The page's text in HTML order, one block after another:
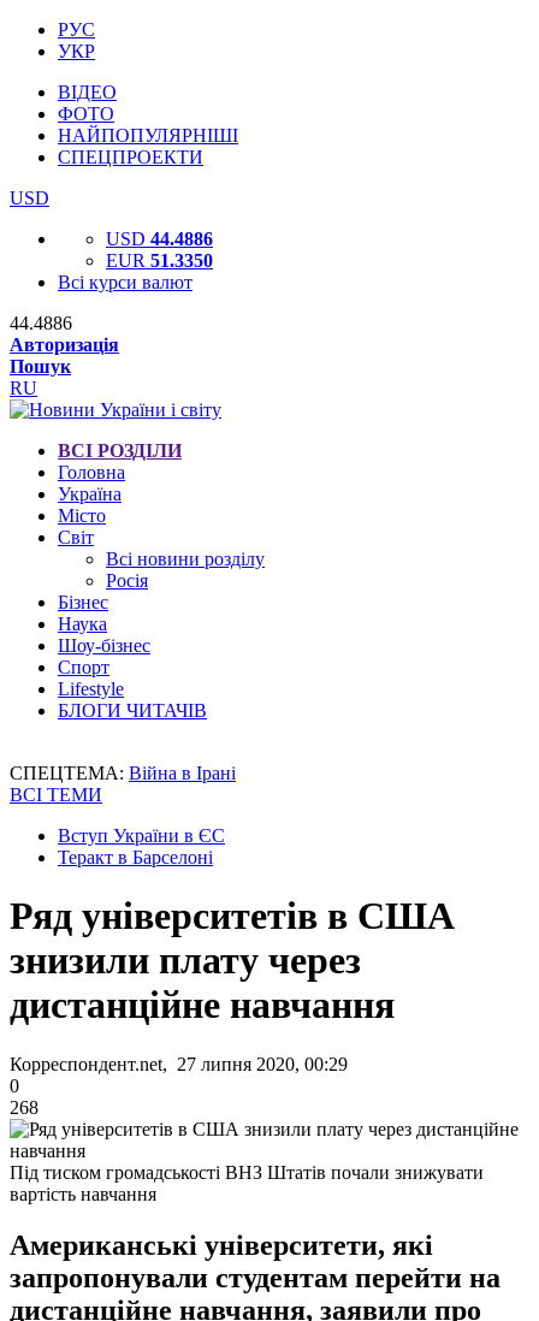
РУС
УКР
ВІДЕО
ФОТО
НАЙПОПУЛЯРНІШІ
СПЕЦПРОЕКТИ
USD
USD 44.4886
EUR 51.3350
Всі курси валют
44.4886
Авторизація
Пошук
RU
ВСІ РОЗДІЛИ
Головна
Україна
Місто
Світ
Всі новини розділу
Росія
Бізнес
Наука
Шоу-бізнес
Спорт
Lifestyle
БЛОГИ ЧИТАЧІВ
СПЕЦТЕМА: Війна в Ірані
ВСІ ТЕМИ
Вступ України в ЄС
Теракт в Барселоні
Ряд університетів в США
знизили плату через
дистанційне навчання
Корреспондент.net, 27 липня 2020, 00:29
0
268
Під тиском громадськості ВНЗ Штатів почали знижувати
вартість навчання
Американські університети, які
запропонували студентам перейти на
дистанційне навчання, заявили про